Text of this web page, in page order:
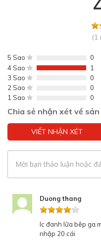
(1
5 Sao
0
4 Sao
1
3 Sao
0
2 Sao
0
1 Sao
0
Chia sẻ nhận xét về
VIẾT NHẬN XÉT
Mời bạn thảo luận hoặc
Duong thang
Ic đanh lữa bêp ga
nhập 20 cái